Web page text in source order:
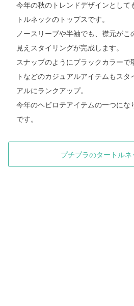
今年の秋のトレンドデザインとして
トルネックのトップスです。
ノースリーブや半袖でも、襟元が
見えスタイリングが完成します。
スナップのようにブラックカラーで
トなどのカジュアルアイテムもスタ
アルにランクアップ。
今年のヘビロテアイテムの一つにな
です。
プチプラのタートル